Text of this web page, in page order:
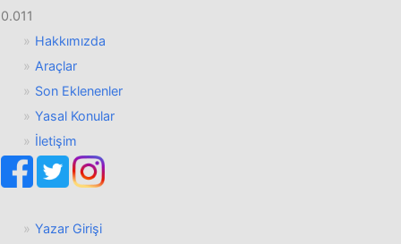
0.011
Hakkımızda
Araçlar
Son Eklenenler
Yasal Konular
İletişim
Yazar Girişi